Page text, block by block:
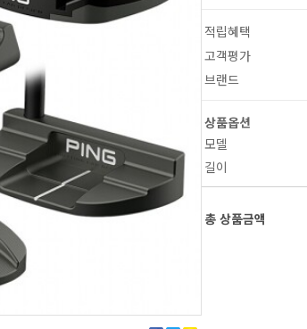
적립혜택
고객평가
브랜드
상품옵션
모델
길이
총 상품금액